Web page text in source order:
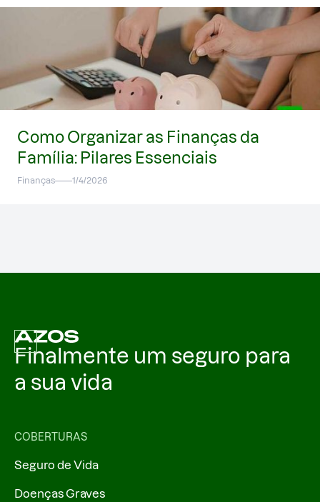
Como Organizar as Finanças da
Família: Pilares Essenciais
Finanças 1/4/2026
Finalmente um seguro para
a sua vida
COBERTURAS
Seguro de Vida
Doenças Graves